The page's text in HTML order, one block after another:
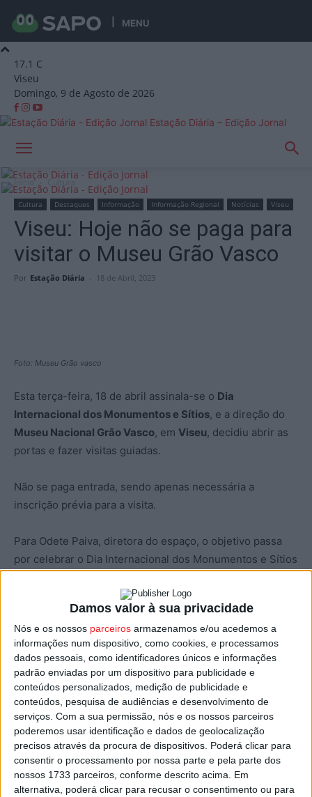
Damos valor à sua privacidade
Nós e os nossos parceiros armazenamos e/ou acedemos a
informações num dispositivo, como cookies, e processamos
dados pessoais, como identificadores únicos e informações
padrão enviadas por um dispositivo para publicidade e
conteúdos personalizados, medição de publicidade e
conteúdos, pesquisa de audiências e desenvolvimento de
serviços. Com a sua permissão, nós e os nossos parceiros
poderemos usar identificação e dados de geolocalização
precisos através da procura de dispositivos. Poderá clicar para
consentir o processamento por nossa parte e pela parte dos
nossos 1733 parceiros, conforme descrito acima. Em
alternativa, poderá clicar para recusar o consentimento ou para
MENU
17.1 C
Viseu
Domingo, 9 de Agosto de 2026
Estação Diária – Edição Jornal
Início Cultura
Cultura Destaques Informação Informação Regional Notícias Viseu
Viseu: Hoje não se paga para
visitar o Museu Grão Vasco
Por Estação Diária - 18 de Abril, 2023
Foto: Museu Grão vasco
Esta terça-feira, 18 de abril assinala-se o Dia
Internacional dos Monumentos e Sítios, e a direção do
Museu Nacional Grão Vasco, em Viseu, decidiu abrir as
portas e fazer visitas guiadas.
Não se paga entrada, sendo apenas necessária a
inscrição prévia para a visita.
Para Odete Paiva, diretora do espaço, o objetivo passa
por celebrar o Dia Internacional dos Monumentos e Sítios
que tem sido feito na conservação do Museu Nacional de
Grão Vasco.
Esta e outras notícias para ouvir na Estação Diária – 96.8
FM ou emwww.968.fm.
Pub
TAGS Viseu